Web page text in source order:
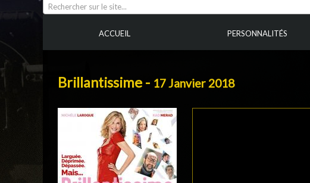
Rechercher sur le site...
ACCUEIL PERSONNALITÉS
Brillantissime - 17 Janvier 2018